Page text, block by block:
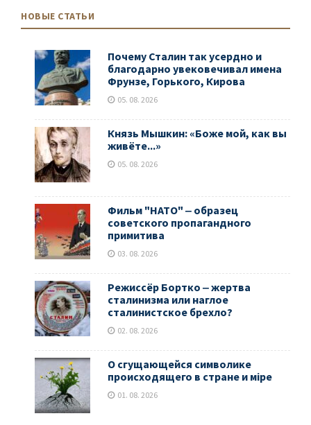
НОВЫЕ СТАТЬИ
Почему Сталин так усердно и
благодарно увековечивал имена
Фрунзе, Горького, Кирова
05. 08. 2026
Князь Мышкин: «Боже мой, как вы
живёте...»
05. 08. 2026
Фильм "НАТО" ‒ образец
советского пропагандного
примитива
03. 08. 2026
Режиссёр Бортко ‒ жертва
сталинизма или наглое
сталинистское брехло?
02. 08. 2026
О сгущающейся символике
происходящего в стране и мiре
01. 08. 2026